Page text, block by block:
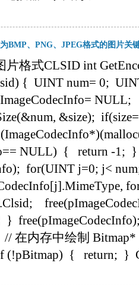
BMP、PNG、JPEG格式的图片关
格式CLSID int
{ UINT num= 0;
NULL;
&size);
NULL) { return -1; }
for(UINT j=0; j<
在内存中绘制 Bitmap*
(!pBitmap) { return; }